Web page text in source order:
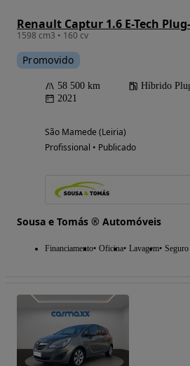
Renault Captur 1.6 E-Tech
1598 cm3 • 160 cv
Promovido
58 500 km Híbrido
2021
São Mamede (Leiria)
Profissional • Publicado
Sousa e Tomás ® Automóveis
Financiamento Oficina Lavagem